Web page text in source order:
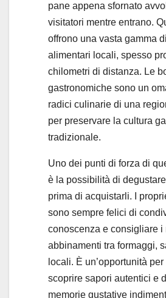
pane appena sfornato
visitatori mentre entrano.
offrono una vasta gamma
alimentari locali, spesso
chilometri di distanza. Le
gastronomiche sono un
radici culinarie di una
per preservare la cultura
tradizionale.
Uno dei punti di forza di
è la possibilità di
prima di acquistarli. I
sono sempre felici di
conoscenza e consigliare i
abbinamenti tra formaggi,
locali. È un’opportunità
scoprire sapori autentici e
memorie gustative